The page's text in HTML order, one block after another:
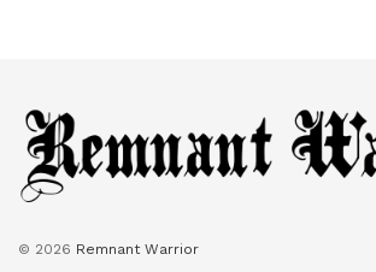
© 2026 Remnant Warrior